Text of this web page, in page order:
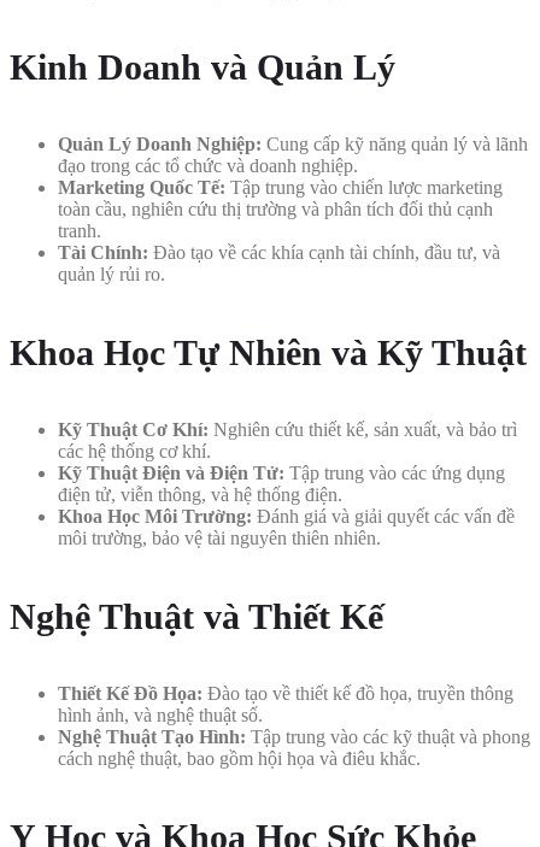
Kinh Doanh và Quản Lý
Quản Lý Doanh Nghiệp: Cung cấp kỹ năng quản lý và lãnh
đạo trong các tổ chức và doanh nghiệp.
Marketing Quốc Tế: Tập trung vào chiến lược marketing
toàn cầu, nghiên cứu thị trường và phân tích đối thủ cạnh
tranh.
Tài Chính: Đào tạo về các khía cạnh tài chính, đầu tư, và
quản lý rủi ro.
Khoa Học Tự Nhiên và Kỹ Thuật
Kỹ Thuật Cơ Khí: Nghiên cứu thiết kế, sản xuất, và bảo trì
các hệ thống cơ khí.
Kỹ Thuật Điện và Điện Tử: Tập trung vào các ứng dụng
điện tử, viễn thông, và hệ thống điện.
Khoa Học Môi Trường: Đánh giá và giải quyết các vấn đề
môi trường, bảo vệ tài nguyên thiên nhiên.
Nghệ Thuật và Thiết Kế
Thiết Kế Đồ Họa: Đào tạo về thiết kế đồ họa, truyền thông
hình ảnh, và nghệ thuật số.
Nghệ Thuật Tạo Hình: Tập trung vào các kỹ thuật và phong
cách nghệ thuật, bao gồm hội họa và điêu khắc.
Y Học và Khoa Học Sức Khỏe